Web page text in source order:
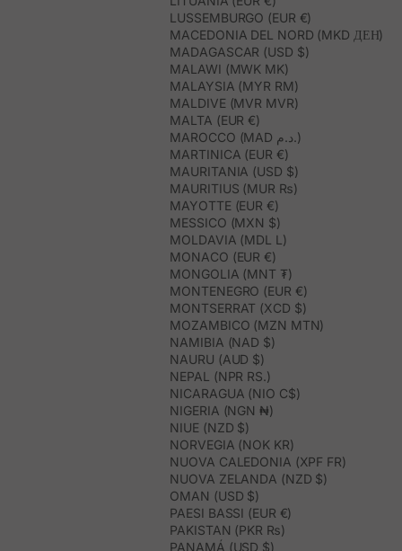
LUSSEMBURGO (EUR €)
MACEDONIA DEL NORD (MKD ДЕН)
MADAGASCAR (USD $)
MALAWI (MWK MK)
MALAYSIA (MYR RM)
MALDIVE (MVR MVR)
MALTA (EUR €)
MAROCCO (MAD د.م.)
MARTINICA (EUR €)
MAURITANIA (USD $)
MAURITIUS (MUR ₨)
MAYOTTE (EUR €)
MESSICO (MXN $)
MOLDAVIA (MDL L)
MONACO (EUR €)
MONGOLIA (MNT ₮)
MONTENEGRO (EUR €)
MONTSERRAT (XCD $)
MOZAMBICO (MZN MTN)
NAMIBIA (NAD $)
NAURU (AUD $)
NEPAL (NPR RS.)
NICARAGUA (NIO C$)
NIGERIA (NGN ₦)
NIUE (NZD $)
NORVEGIA (NOK KR)
NUOVA CALEDONIA (XPF FR)
NUOVA ZELANDA (NZD $)
OMAN (USD $)
PAESI BASSI (EUR €)
PAKISTAN (PKR ₨)
PANAMÁ (USD $)